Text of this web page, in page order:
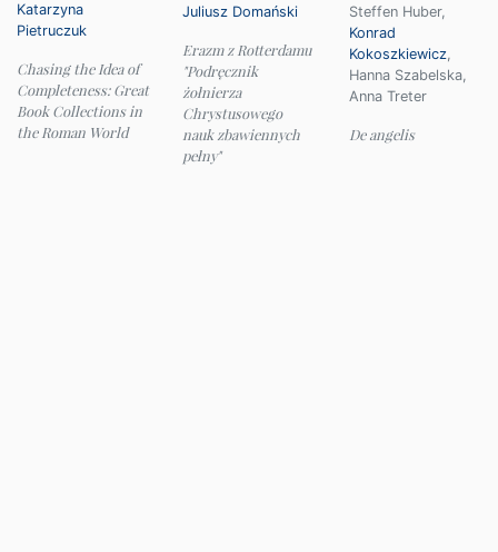
Katarzyna
Pietruczuk
Chasing the Idea of
Completeness: Great
Book Collections in
the Roman World
Juliusz Domański
Erazm z Rotterdamu
"Podręcznik
żołnierza
Chrystusowego
nauk zbawiennych
pełny"
Steffen Huber,
Konrad
Kokoszkiewicz,
Hanna Szabelska,
Anna Treter
De angelis